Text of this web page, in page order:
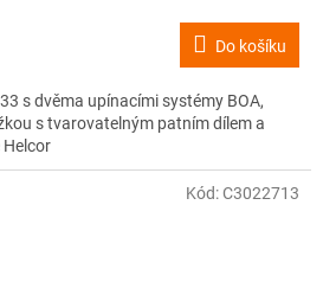
Do košíku
s dvěma upínacími systémy BOA,
s tvarovatelným patním dílem a
Helcor
Kód:C3022713